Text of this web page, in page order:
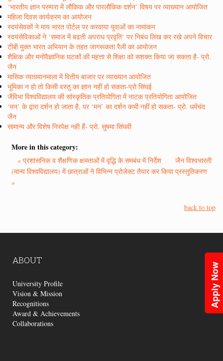
Apply Now
‘भारतीय ज्ञान परम्परा में लौकिक और पारलौकिक दर्शन’ विषय पर व्याख्यान आयोजित
महिला दिवस कार्यक्रम का आयोजन
स्वयंसेवकों ने माय भारत पोर्टल पर करवाया युवाओं का नामांकन
स्वयंसेविकाओं ने ‘समाज में बढती अपराध प्रवृति’ पर निबंध लिख कर रखे अपने विचार
टीबी मुक्त भारत अभियान के तहत जागरूकता रैली का आयोजन
शैक्षिक और मनोवैज्ञानिक घटकों की महत्ता से शिक्षा को सशक्त किया जा सकता है- प्रो.
जैन
मासिक व्याख्यानमाला में वितीय बाजार पर व्याख्यान आयोजित
भूमिका न हो तो किसी वस्तु का ज्ञान नहीं हो सकता-प्रो सिंघई
जैविभा विश्वविद्यालय की सांस्कृतिक प्रतियोगिता में नाटक प्रतियोगिता आयोजित
‘मन’ के द्वारा दर्शन हो जाता है, पर ‘मन’ का दर्शन कभी नहीं हो सकता- प्रो. धर्मचंद
जैन
सामान्य और विशेष निरपेक्ष नही हैं- प्रो. सुषमा सिंघवी
More in this category:
« प्रशासनिक व शैक्षणिक क्षमताओं में वृद्धि के समबंध में निर्देश
जैन विश्वभारती
(मान्य विश्वविद्यालय) में छात्राओं ने विभिन्न प्रोजेक्ट तैयार कर किया प्रस्तुतिकरण
»
back to top
ABOUT
University Profile
Vision & Mission
Recognitions
Award & Achievements
Collaborations